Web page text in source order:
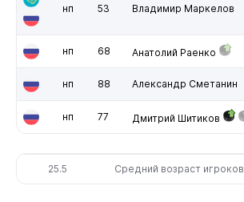
нп 53 Владимир Маркелов
нп 68 Анатолий Раенко
нп 88 Александр Сметанин
нп 77 Дмитрий Шитиков
25.5 Средний возраст игроков